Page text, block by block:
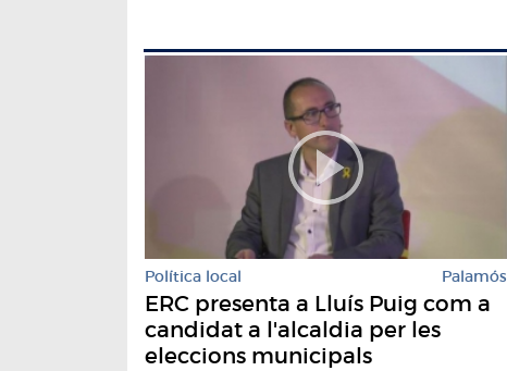
Política local Palamós
ERC presenta a Lluís Puig com a
candidat a l'alcaldia per les
eleccions municipals